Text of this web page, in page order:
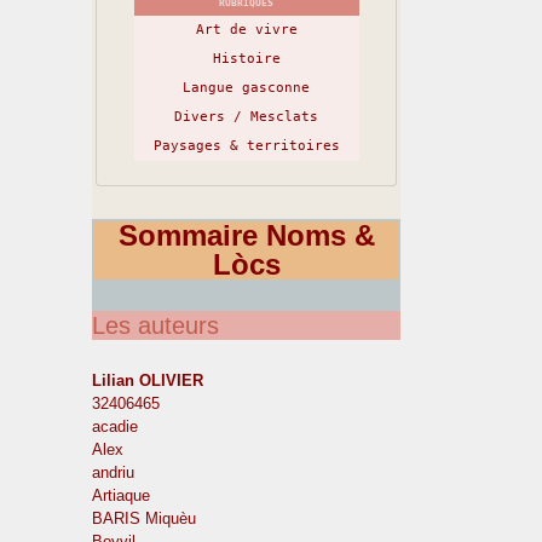
RUBRIQUES
Art de vivre
Histoire
Langue gasconne
Divers / Mesclats
Paysages & territoires
Sommaire Noms &
Lòcs
Les auteurs
Lilian OLIVIER
32406465
acadie
Alex
andriu
Artiaque
BARIS Miquèu